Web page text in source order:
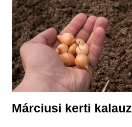
Márciusi kerti kalauz